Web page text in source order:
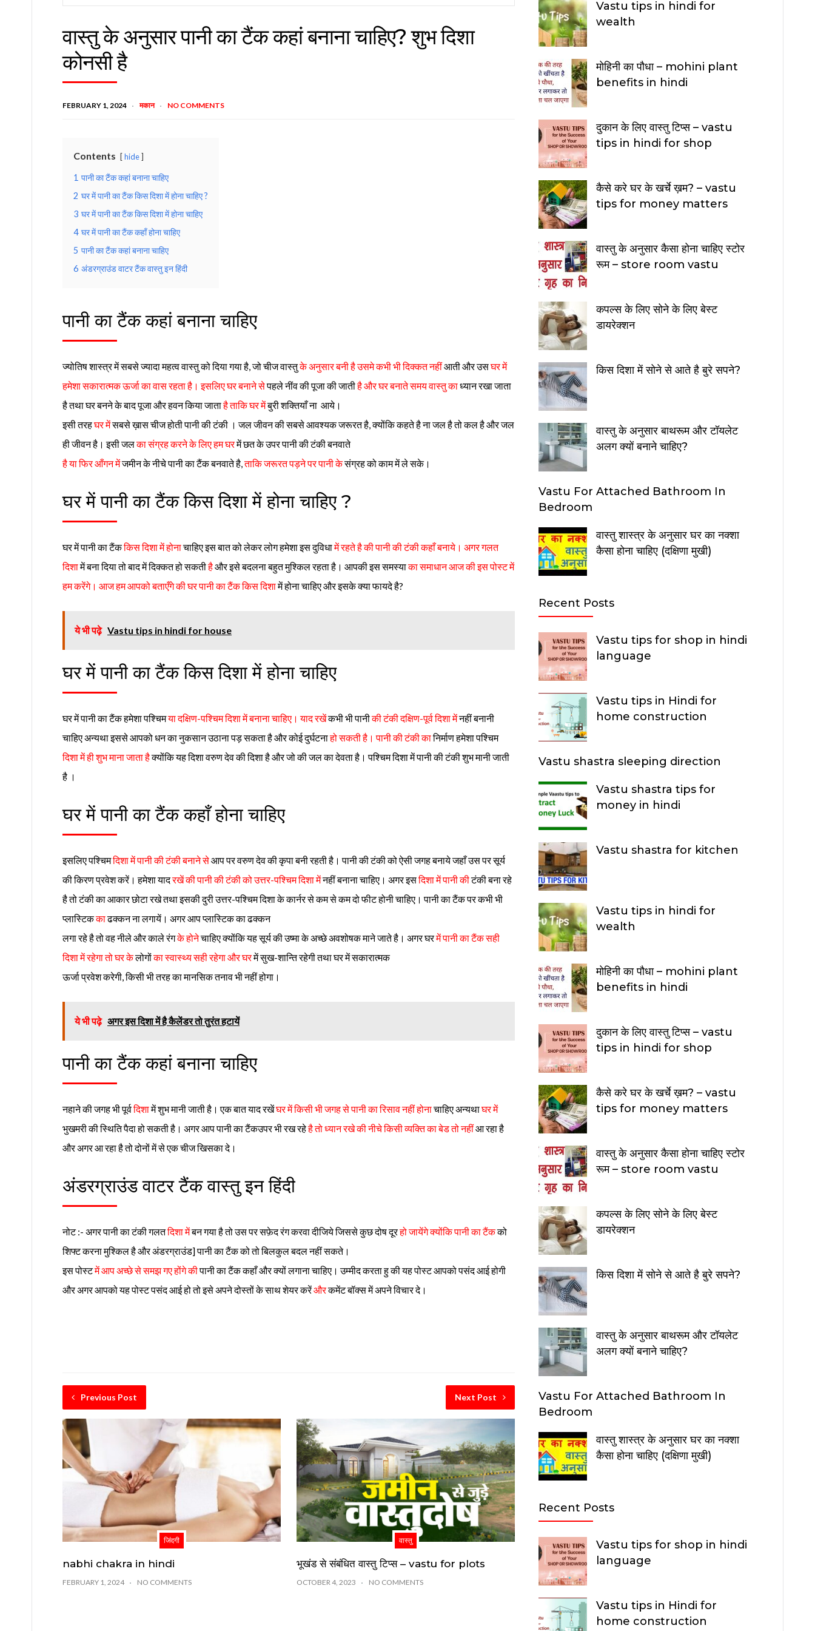
वास्तु के अनुसार पानी का टैंक कहां बनाना चाहिए? शुभ दिशा
कोनसी है
FEBRUARY 1, 2024 मकान NO COMMENTS
Contents hide
1 पानी का टैंक कहां बनाना चाहिए
2 घर में पानी का टैंक किस दिशा में होना चाहिए ?
3 घर में पानी का टैंक किस दिशा में होना चाहिए
4 घर में पानी का टैंक कहाँ होना चाहिए
5 पानी का टैंक कहां बनाना चाहिए
6 अंडरग्राउंड वाटर टैंक वास्तु इन हिंदी
पानी का टैंक कहां बनाना चाहिए
ज्योतिष शास्त्र में सबसे ज्यादा महत्व वास्तु को दिया गया है, जो चीज वास्तुके अनुसार बनी है उसमे कभी भी दिक्कत नहींआती और उसघर में
हमेशा सकारात्मक ऊर्जा का वास रहता है। इसलिए घर बनाने सेपहले नींव की पूजा की जातीहै और घर बनाते समय वास्तु काध्यान रखा जाता
है तथा घर बनने के बाद पूजा और हवन किया जाताहै ताकि घर मेंबुरी शक्तियाँ ना आये।
इसी तरहघर मेंसबसे ख़ास चीज होती पानी की टंकी । जल जीवन की सबसे आवश्यक जरूरत है, क्योंकि कहते है ना जल है तो कल है और जल
ही जीवन है। इसी जलका संग्रह करने के लिए हम घरमें छत के उपर पानी की टंकी बनवाते
है या फिर आँगन मेंजमीन के नीचे पानी का टैंक बनवाते है,ताकि जरूरत पड़ने पर पानी केसंग्रह को काम में ले सके।
घर में पानी का टैंक किस दिशा में होना चाहिए ?
घर में पानी का टैंककिस दिशा में होनाचाहिए इस बात को लेकर लोग हमेशा इस दुविधामें रहते है की पानी की टंकी कहाँ बनाये। अगर गलत
दिशामें बना दिया तो बाद में दिक्कत हो सकतीहैऔर इसे बदलना बहुत मुश्किल रहता है। आपकी इस समस्याका समाधान आज की इस पोस्ट में
हम करेंगे। आज हम आपको बताएँगे की घरपानी का टैंक किस दिशामें होना चाहिए और इसके क्या फायदे है?
ये भी पढ़े Vastu tips in hindi for house
घर में पानी का टैंक किस दिशा में होना चाहिए
घर में पानी का टैंक हमेशा पश्चिमया दक्षिण-पश्चिम दिशा में बनाना चाहिए। याद रखेंकभी भी पानीकी टंकी दक्षिण-पूर्व दिशा मेंनहीं बनानी
चाहिए अन्यथा इससे आपको धन का नुकसान उठाना पड़ सकता है और कोई दुर्घटनाहो सकती है। पानी की टंकी कानिर्माण हमेशा पश्चिम
दिशा में ही शुभ माना जाता हैक्योंकि यह दिशा वरुण देव की दिशा है और जो की जल का देवता है। पश्चिम दिशा में पानी की टंकी शुभ मानी जाती
है ।
घर में पानी का टैंक कहाँ होना चाहिए
इसलिए पश्चिमदिशा में पानी की टंकी बनाने सेआप पर वरुण देव की कृपा बनी रहती है। पानी की टंकी को ऐसी जगह बनाये जहाँ उस पर सूर्य
की किरण प्रवेश करें। हमेशा यादरखें की पानी की टंकी को उत्तर-पश्चिम दिशा मेंनहीं बनाना चाहिए। अगर इसदिशा में पानी कीटंकी बना रहे
है तो टंकी का आकार छोटा रखे तथा इसकी दुरी उत्तर-पश्चिम दिशा के कार्नर से कम से कम दो फीट होनी चाहिए। पानी का टैंक पर कभी भी
प्लास्टिककाढक्कन ना लगायें। अगर आप प्लास्टिक का ढक्कन
लगा रहे है तो वह नीले और काले रंगके होनेचाहिए क्योंकि यह सूर्य की उष्मा के अच्छे अवशोषक माने जाते है। अगर घरमें पानी का टैंक सही
दिशा में रहेगा तो घर केलोगोंका स्वास्थ्य सही रहेगा और घरमें सुख-शान्ति रहेगी तथा घर में सकारात्मक
ऊर्जा प्रवेश करेगी, किसी भी तरह का मानसिक तनाव भी नहीं होगा।
ये भी पढ़े अगर इस दिशा में है कैलेंडर तो तुरंत हटायें
पानी का टैंक कहां बनाना चाहिए
नहाने की जगह भी पूर्वदिशामें शुभ मानी जाती है। एक बात याद रखेंघर में किसी भी जगह से पानी का रिसाव नहीं होनाचाहिए अन्यथाघर में
भुखमरी की स्थिति पैदा हो सकती है। अगर आप पानी का टैंकउपर भी रख रहेहै तो ध्यान रखे की नीचे किसी व्यक्ति का बेड तो नहींआ रहा है
और अगर आ रहा है तो दोनों में से एक चीज खिसका दे।
अंडरग्राउंड वाटर टैंक वास्तु इन हिंदी
नोट :- अगर पानी का टंकी गलतदिशा मेंबन गया है तो उस पर सफ़ेद रंग करवा दीजिये जिससे कुछ दोष दूरहो जायेंगे क्योंकि पानी का टैंकको
शिफ्ट करना मुश्किल है और अंडरग्राउंड] पानी का टैंक को तो बिलकुल बदल नहीं सकते।
इस पोस्टमें आप अच्छे से समझ गए होंगे कीपानी का टैंक कहाँ और क्यों लगाना चाहिए। उम्मीद करता हु की यह पोस्ट आपको पसंद आई होगी
और अगर आपको यह पोस्ट पसंद आई हो तो इसे अपने दोस्तों के साथ शेयर करेंऔरकमेंट बॉक्स में अपने विचार दे।
Previous Post
जिंदगी
nabhi chakra in hindi
FEBRUARY 1, 2024 NO COMMENTS
Next Post
वास्तु
भूखंड से संबंधित वास्तु टिप्स – vastu for plots
OCTOBER 4, 2023 NO COMMENTS
Vastu tips in hindi for
wealth
मोहिनी का पौधा – mohini plant
benefits in hindi
दुकान के लिए वास्तु टिप्स – vastu
tips in hindi for shop
कैसे करे घर के खर्चे ख़म? – vastu
tips for money matters
वास्तु के अनुसार कैसा होना चाहिए स्टोर
रूम – store room vastu
कपल्स के लिए सोने के लिए बेस्ट
डायरेक्शन
किस दिशा में सोने से आते है बुरे सपने?
वास्तु के अनुसार बाथरूम और टॉयलेट
अलग क्यों बनाने चाहिए?
Vastu For Attached Bathroom In
Bedroom
वास्तु शास्त्र के अनुसार घर का नक्शा
कैसा होना चाहिए (दक्षिणा मुखी)
Recent Posts
Vastu tips for shop in hindi
language
Vastu tips in Hindi for
home construction
Vastu shastra sleeping direction
Vastu shastra tips for
money in hindi
Vastu shastra for kitchen
Vastu tips in hindi for
wealth
मोहिनी का पौधा – mohini plant
benefits in hindi
दुकान के लिए वास्तु टिप्स – vastu
tips in hindi for shop
कैसे करे घर के खर्चे ख़म? – vastu
tips for money matters
वास्तु के अनुसार कैसा होना चाहिए स्टोर
रूम – store room vastu
कपल्स के लिए सोने के लिए बेस्ट
डायरेक्शन
किस दिशा में सोने से आते है बुरे सपने?
वास्तु के अनुसार बाथरूम और टॉयलेट
अलग क्यों बनाने चाहिए?
Vastu For Attached Bathroom In
Bedroom
वास्तु शास्त्र के अनुसार घर का नक्शा
कैसा होना चाहिए (दक्षिणा मुखी)
Recent Posts
Vastu tips for shop in hindi
language
Vastu tips in Hindi for
home construction